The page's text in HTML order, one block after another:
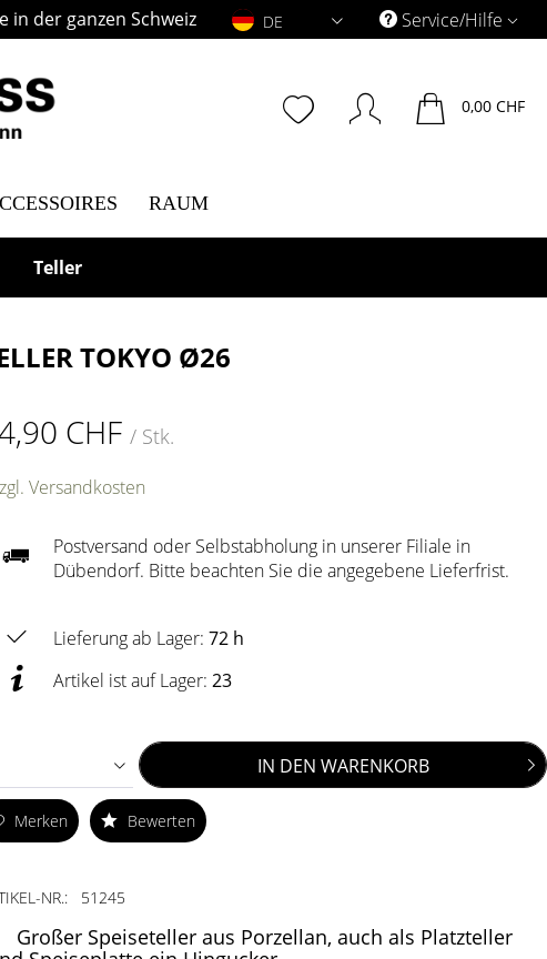
in der ganzen Schweiz DE Service/Hilfe
0,00 CHF
RAUM
Teller
TOKYO Ø26
CHF/ Stk.
Versandkosten
Postversand oder Selbstabholung in unserer Filiale in
Dübendorf. Bitte beachten Sie die angegebene Lieferfrist.
Lieferung ab Lager:72 h
Artikel ist auf Lager:23
IN DEN WARENKORB
Merken Bewerten
NR.: 51245
Großer Speiseteller aus Porzellan, auch als Platzteller